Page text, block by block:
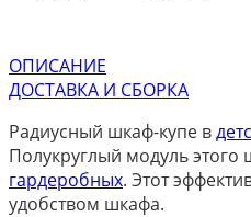
ОПИСАНИЕ
ДОСТАВКА И СБОРКА
Радиусный шкаф-купе в
Полукруглый модуль
гардеробных. Этот
удобством шкафа.